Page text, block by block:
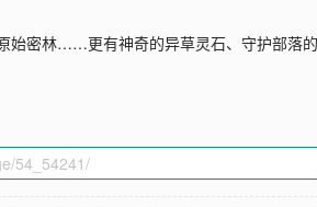
始密林……更有神奇的异草灵石、守护部落